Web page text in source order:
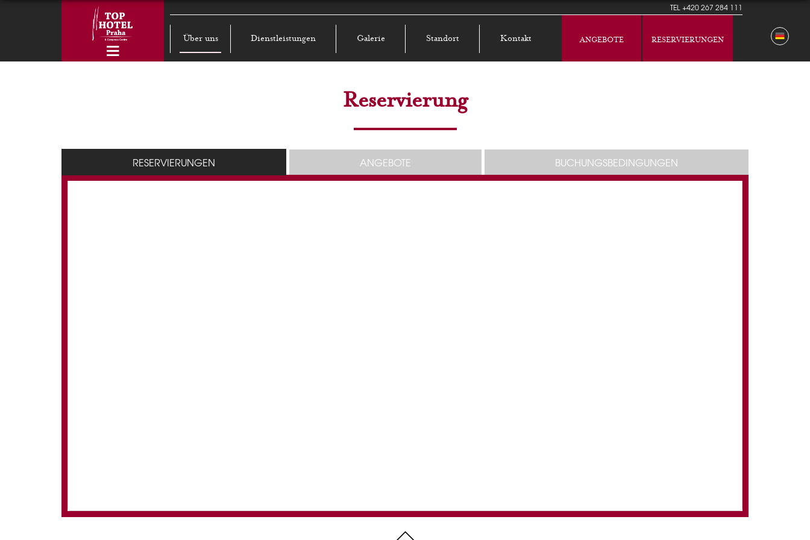
TEL+420 267 284 111
Über uns Dienstleistungen Galerie Standort Kontakt ANGEBOTE RESERVIERUNGEN
Reservierung
RESERVIERUNGEN ANGEBOTE BUCHUNGSBEDINGUNGEN